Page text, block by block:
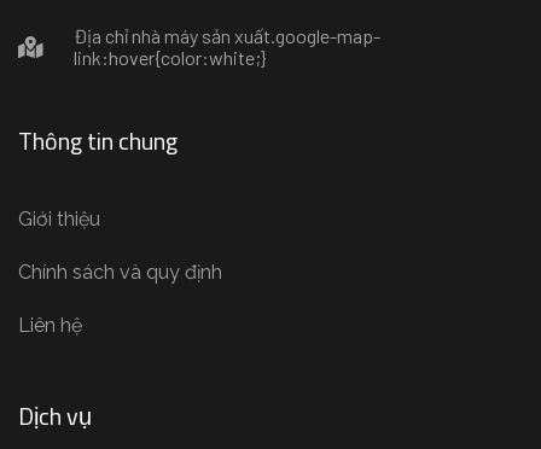
Địa chỉ nhà máy sản xuất .google-map-
link:hover{color:white;}
Thông tin chung
Giới thiệu
Chính sách và quy định
Liên hệ
Dịch vụ